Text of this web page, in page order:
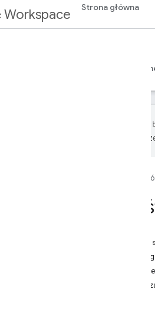
Workspace Strona główna
Materiały
Strona
Na tej